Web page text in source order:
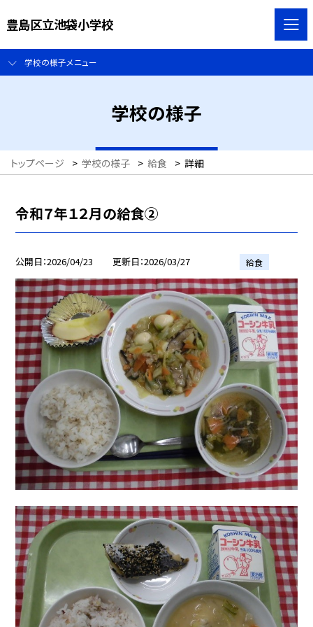
豊島区立池袋小学校
学校の様子メニュー
学校の様子
トップページ > 学校の様子 > 給食 > 詳細
令和７年１２月の給食②
公開日 2026/04/23 更新日 2026/03/27 給食